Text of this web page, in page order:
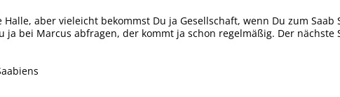
Halle, aber vieleicht bekommst Du ja Gesellschaft, wenn Du zum Saab
ja bei Marcus abfragen, der kommt ja schon regelmäßig. Der nächste